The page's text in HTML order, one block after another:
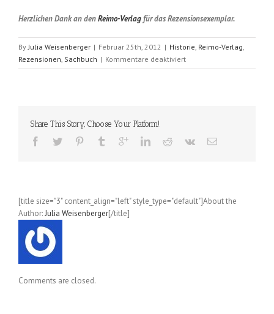
Herzlichen Dank an denReimo-Verlagfür das Rezensionsexemplar.
By Julia Weisenberger | Februar 25th, 2012 | Historie Reimo-Verlag
Rezensionen Sachbuch | Kommentare deaktiviertfür
Die
Kosiul);
Share This Story, Choose Your Platform!
[title size="3" content_align="left" style_type="default"]About the
Author:Julia Weisenberger[/title]
Comments are closed.